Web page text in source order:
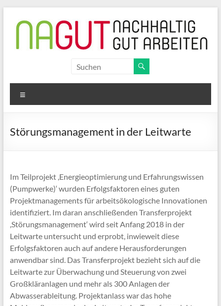
Inhalt
springen
nachhaltig
gut
Störungsmanagement in der Leitwarte
Im Teilprojekt ,Energieoptimierung und Erfahrungswissen
(Pumpwerke)‘ wurden Erfolgsfaktoren eines guten
Projektmanagements für arbeitsökologische Innovationen
identifiziert. Im daran anschließenden Transferprojekt
,Störungsmanagement‘ wird seit Anfang 2018 in der
Leitwarte untersucht und erprobt, inwieweit diese
Erfolgsfaktoren auch auf andere Herausforderungen
anwendbar sind. Das Transferprojekt bezieht sich auf die
Leitwarte zur Überwachung und Steuerung von zwei
Großkläranlagen und mehr als 300 Anlagen der
Abwasserableitung. Projektanlass war das hohe